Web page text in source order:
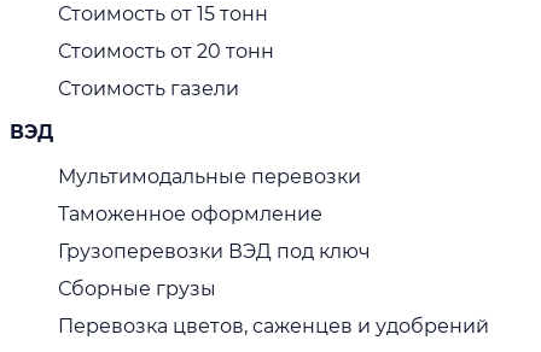
Стоимость от 15 тонн
Стоимость от 20 тонн
Стоимость газели
ВЭД
Мультимодальные перевозки
Таможенное оформление
Грузоперевозки ВЭД под ключ
Сборные грузы
Перевозка цветов, саженцев и удобрений